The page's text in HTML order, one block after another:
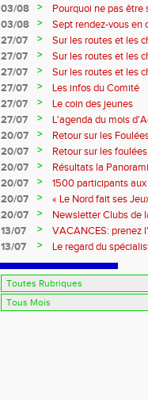
03/08
>
Pourquoi ne pas être
?...
03/08 >
Sept rendez-vous en
27/07
>
Sur les routes et les
27/07
>
Sur les routes et les
27/07
>
Sur les routes et les
Marque
27/07 >
Les infos du Comité
27/07
>
Le coin des jeunes
27/07
>
L'agenda du mois
20/07
>
Retour sur les
20/07
>
Retour sur les
20/07
>
Résultats la
20/07
>
1500 participants
20/07
>
« Le Nord fait ses
20/07
>
Newsletter Clubs de
13/07
>
VACANCES: prenez
13/07
> Le regard du